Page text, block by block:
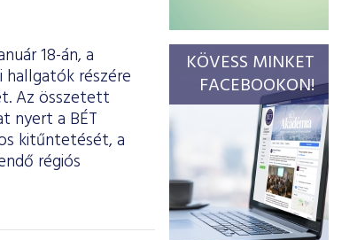
18-án, a
részére
Az összetett
nyert a BÉT
kitűntetését, a
régiós
KÖVESS MINKET
FACEBOOKON!